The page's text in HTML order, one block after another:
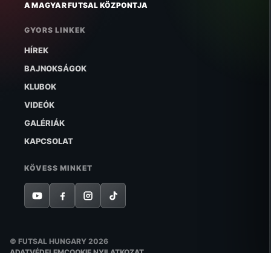
A MAGYAR FUTSAL KÖZPONTJA
GYORS LINKEK
HÍREK
BAJNOKSÁGOK
KLUBOK
VIDEÓK
GALÉRIÁK
KAPCSOLAT
KÖVESS MINKET
© FUTSAL HUNGARY 2026